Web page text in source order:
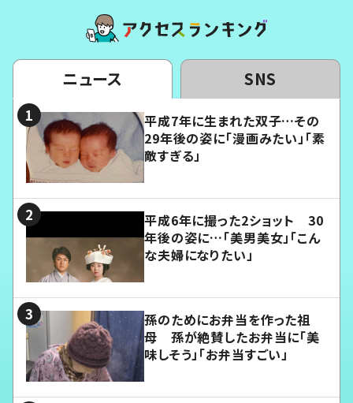
ニュース SNS
平成7年に生まれた双子…その
29年後の姿に「漫画みたい」「素
敵すぎる」
平成6年に撮った2ショット 30
年後の姿に…「美男美女」「こん
な夫婦になりたい」
孫のためにお弁当を作った祖
母 孫が絶賛したお弁当に「美
味しそう」「お弁当すごい」